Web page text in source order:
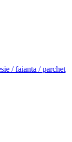
/ faianta / parchet